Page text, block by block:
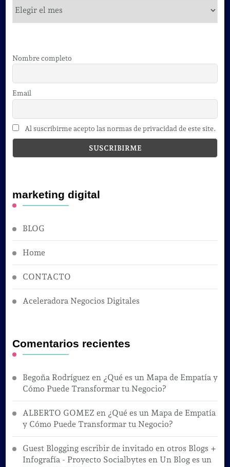
Nombre completo
Email
Al suscribirme acepto las normas de privacidad de este site.
marketing digital
BLOG
Home
CONTACTO
Aceleradora Negocios Digitales
Comentarios recientes
Begoña Rodríguez en ¿Qué es un Mapa de Empatía y
Cómo Puede Transformar tu Negocio?
ALBERTO GOMEZ en ¿Qué es un Mapa de Empatía
y Cómo Puede Transformar tu Negocio?
Guest Blogging escribir de invitado en otros Blogs +
Infografía - Proyecto Socialbytes en Un Blog es un